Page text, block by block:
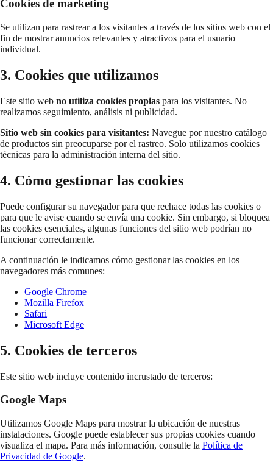
Cookies de marketing
Se utilizan para rastrear a los visitantes a través de los sitios web con el
fin de mostrar anuncios relevantes y atractivos para el usuario
individual.
3. Cookies que utilizamos
Este sitio web no utiliza cookies propias para los visitantes. No
realizamos seguimiento, análisis ni publicidad.
Sitio web sin cookies para visitantes: Navegue por nuestro catálogo
de productos sin preocuparse por el rastreo. Solo utilizamos cookies
técnicas para la administración interna del sitio.
4. Cómo gestionar las cookies
Puede configurar su navegador para que rechace todas las cookies o
para que le avise cuando se envía una cookie. Sin embargo, si bloquea
las cookies esenciales, algunas funciones del sitio web podrían no
funcionar correctamente.
A continuación le indicamos cómo gestionar las cookies en los
navegadores más comunes:
Google Chrome
Mozilla Firefox
Safari
Microsoft Edge
5. Cookies de terceros
Este sitio web incluye contenido incrustado de terceros:
Google Maps
Utilizamos Google Maps para mostrar la ubicación de nuestras
instalaciones. Google puede establecer sus propias cookies cuando
visualiza el mapa. Para más información, consulte la Política de
Privacidad de Google.